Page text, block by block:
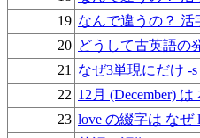
19 なんで違うの？ 活
20 どうして古英語の
21
なぜ3単現にだけ -
22 12月 (December)
23 love の綴字は なぜ